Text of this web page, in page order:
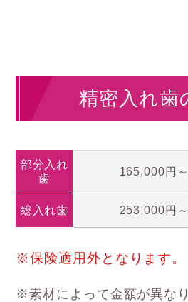
精密入れ歯
部分入れ
歯
165,000円
総入れ歯 253,000円
※保険適用外となります。
※素材によって金額が異なり